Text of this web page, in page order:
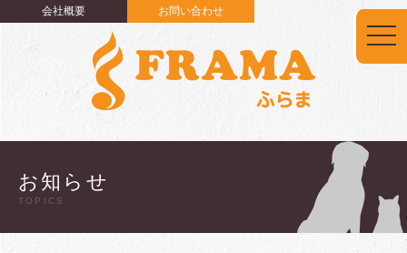
会社概要 お問い合わせ
お知らせ
TOPICS